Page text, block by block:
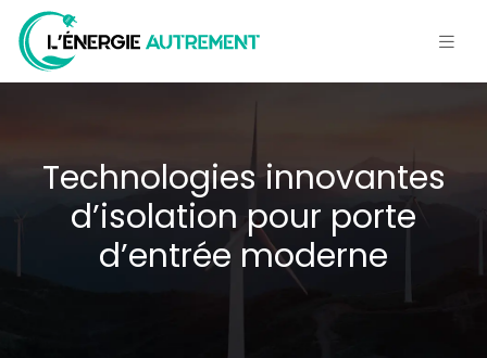
Technologies innovantes
d’isolation pour porte
d’entrée moderne